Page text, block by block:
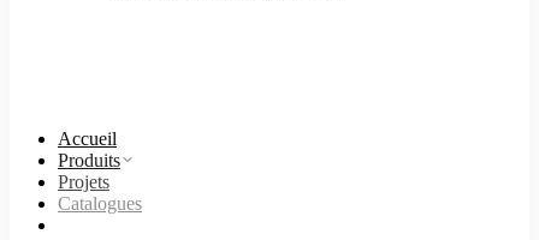
Accueil
Produits
Projets
Catalogues